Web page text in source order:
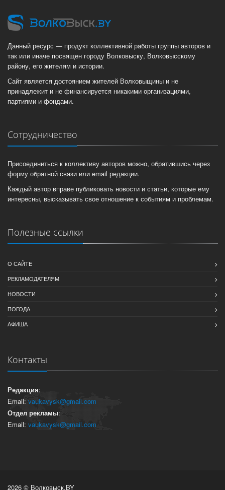
Данный ресурс — продукт коллективной работы группы авторов и
так или иначе посвящен городу Волковыску, Волковысскому
району, его жителям и истории.
Сайт является достоянием жителей Волковыщины и не
принадлежит и не финансируется никакими организациями,
партиями и фондами.
Сотрудничество
Присоединиться к коллективу авторов можно, обратившись через
форму обратной связи или email редакции.
Каждый автор вправе публиковать новости и статьи, которые ему
интересны, высказывать свое отношение к событиям и проблемам.
Полезные ссылки
О САЙТЕ
РЕКЛАМОДАТЕЛЯМ
НОВОСТИ
ПОГОДА
АФИША
Контакты
Редакция:
Email: vaukavysk@gmail.com
Отдел рекламы:
Email: vaukavysk@gmail.com
2026 © Волковыск.BY